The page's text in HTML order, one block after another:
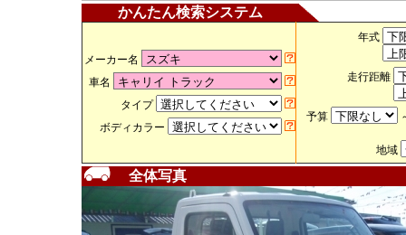
かんたん検索システム
メーカー名
車名
タイプ
ボディカラー
年式
走行距離
予算
地域
全体写真